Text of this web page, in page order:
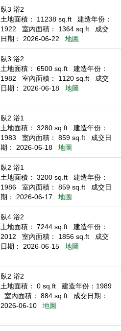
臥3 浴2
土地面積： 11238 sq.ft
建造年份：
1922
室內面積： 1364 sq.ft
成交
日期： 2026-06-22
地圖
臥3 浴2
土地面積： 6500 sq.ft
建造年份：
1982
室內面積： 1120 sq.ft
成交
日期： 2026-06-18
地圖
臥2 浴1
土地面積： 3280 sq.ft
建造年份：
1983
室內面積： 859 sq.ft
成交日
期： 2026-06-18
地圖
臥2 浴1
土地面積： 3200 sq.ft
建造年份：
1986
室內面積： 859 sq.ft
成交日
期： 2026-06-17
地圖
臥4 浴2
土地面積： 7244 sq.ft
建造年份：
2012
室內面積： 1856 sq.ft
成交
日期： 2026-06-15
地圖
臥2 浴2
土地面積： 0 sq.ft
建造年份：1989
室內面積： 884 sq.ft
成交日期：
2026-06-10
地圖